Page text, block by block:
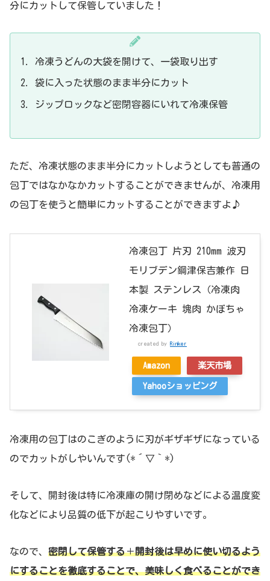
分にカットして保管していました！
冷凍うどんの大袋を開けて、一袋取り出す
袋に入った状態のまま半分にカット
ジップロックなど密閉容器にいれて冷凍保管
ただ、冷凍状態のまま半分にカットしようとしても普通の
包丁ではなかなかカットすることができませんが、冷凍用
の包丁を使うと簡単にカットすることができますよ♪
冷凍包丁 片刃 210mm 波刃
モリブデン鋼津保吉兼作 日
本製 ステンレス（冷凍肉
冷凍ケーキ 塊肉 かぼちゃ
冷凍包丁）
created by Rinker
Amazon 楽天市場
Yahooショッピング
冷凍用の包丁はのこぎのように刃がギザギザになっている
のでカットがしやいんです(*´▽｀*)
そして、開封後は特に冷凍庫の開け閉めなどによる温度変
化などにより品質の低下が起こりやすいです。
なので、 密閉して保管する＋開封後は早めに使い切るよう
にすることを徹底することで、美味しく食べることができ